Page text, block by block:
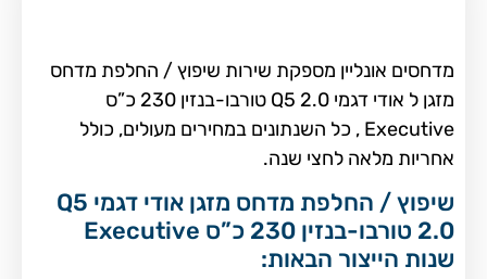
מדחסים אונליין מספקת שירות שיפוץ / החלפת מדחס
מזגן ל אודי דגמי Q5 2.0 טורבו-בנזין 230 כ”ס
Executive , כל השנתונים במחירים מעולים, כולל
אחריות מלאה לחצי שנה.
שיפוץ / החלפת מדחס מזגן אודי דגמי Q5
2.0 טורבו-בנזין 230 כ”ס Executive
שנות הייצור הבאות: